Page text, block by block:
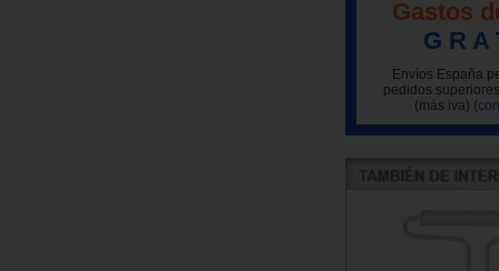
Gastos
G R A
Envíos España
pedidos
(más iva)